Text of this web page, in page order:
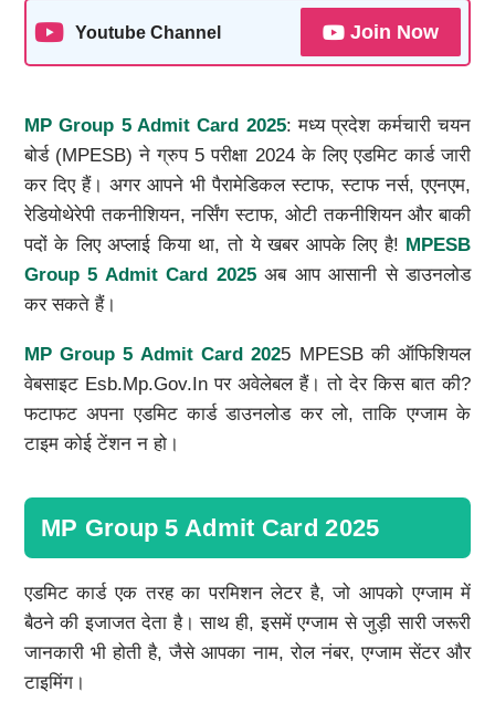
Youtube Channel Join Now
MP Group 5 Admit Card 2025: मध्य प्रदेश कर्मचारी चयन
बोर्ड (MPESB) ने ग्रुप 5 परीक्षा 2024 के लिए एडमिट कार्ड जारी
कर दिए हैं। अगर आपने भी पैरामेडिकल स्टाफ, स्टाफ नर्स, एएनएम,
रेडियोथेरेपी तकनीशियन, नर्सिंग स्टाफ, ओटी तकनीशियन और बाकी
पदों के लिए अप्लाई किया था, तो ये खबर आपके लिए है! MPESB
Group 5 Admit Card 2025अब आप आसानी से डाउनलोड
कर सकते हैं।
MP Group 5 Admit Card 2025 MPESB की ऑफिशियल
वेबसाइट Esb.mp.gov.in पर अवेलेबल हैं। तो देर किस बात की?
फटाफट अपना एडमिट कार्ड डाउनलोड कर लो, ताकि एग्जाम के
टाइम कोई टेंशन न हो।
MP Group 5 Admit Card 2025
एडमिट कार्ड एक तरह का परमिशन लेटर है, जो आपको एग्जाम में
बैठने की इजाजत देता है। साथ ही, इसमें एग्जाम से जुड़ी सारी जरूरी
जानकारी भी होती है, जैसे आपका नाम, रोल नंबर, एग्जाम सेंटर और
टाइमिंग।